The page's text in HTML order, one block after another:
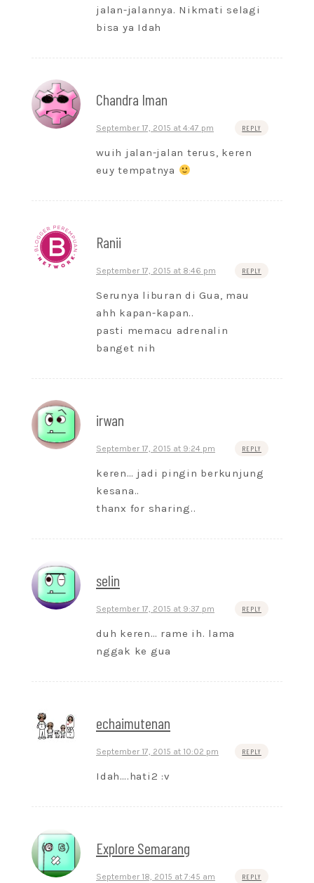
jalan-jalannya. Nikmati selagi
bisa ya Idah
Chandra Iman
September 17, 2015 at 4:47 pm REPLY
wuih jalan-jalan terus, keren
euy tempatnya
Ranii
September 17, 2015 at 8:46 pm REPLY
Serunya liburan di Gua, mau
ahh kapan-kapan..
pasti memacu adrenalin
banget nih
irwan
September 17, 2015 at 9:24 pm REPLY
keren… jadi pingin berkunjung
kesana..
thanx for sharing..
selin
September 17, 2015 at 9:37 pm REPLY
duh keren… rame ih. lama
nggak ke gua
echaimutenan
September 17, 2015 at 10:02 pm REPLY
Idah….hati2 :v
Explore Semarang
September 18, 2015 at 7:45 am REPLY